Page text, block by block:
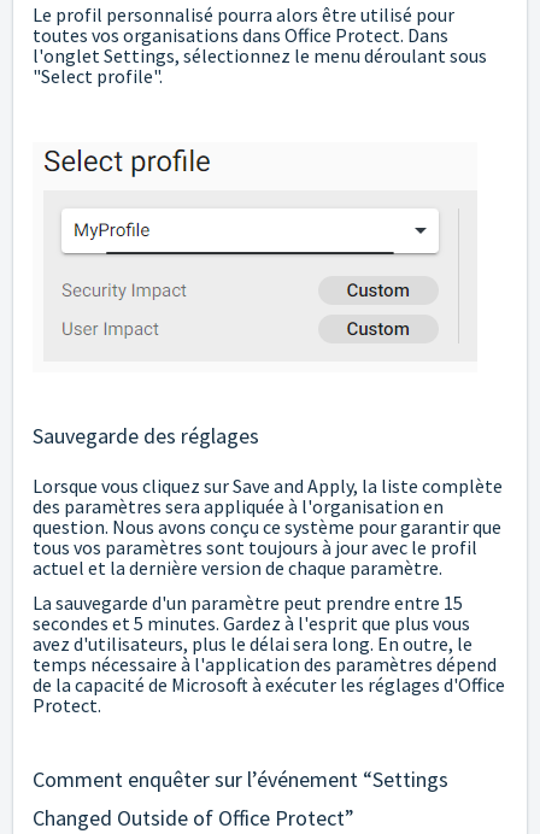
Le profil personnalisé pourra alors être utilisé pour
toutes vos organisations dans Office Protect. Dans
l'onglet Settings, sélectionnez le menu déroulant sous
"Select profile".
Sauvegarde des réglages
Lorsque vous cliquez sur Save and Apply, la liste complète
des paramètres sera appliquée à l'organisation en
question. Nous avons conçu ce système pour garantir que
tous vos paramètres sont toujours à jour avec le profil
actuel et la dernière version de chaque paramètre.
La sauvegarde d'un paramètre peut prendre entre 15
secondes et 5 minutes. Gardez à l'esprit que plus vous
avez d'utilisateurs, plus le délai sera long. En outre, le
temps nécessaire à l'application des paramètres dépend
de la capacité de Microsoft à exécuter les réglages d'Office
Protect.
Comment enquêter sur l’événement “Settings
Changed Outside of Office Protect”